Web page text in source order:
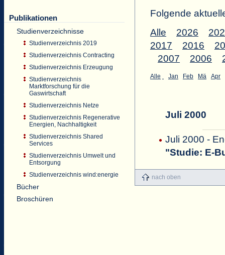
Publikationen
Studienverzeichnisse
Studienverzeichnis 2019
Studienverzeichnis Contracting
Studienverzeichnis Erzeugung
Studienverzeichnis
Marktforschung für die
Gaswirtschaft
Studienverzeichnis Netze
Studienverzeichnis Regenerative
Energien, Nachhaltigkeit
Studienverzeichnis Shared
Services
Studienverzeichnis Umwelt und
Entsorgung
Studienverzeichnis wind:energie
Bücher
Broschüren
Folgende
Alle
2026
2017
2016
2007
2006
Alle Jan Feb Mä Apr
Juli 2000
Juli 2000 -
"Studie: E-
nach oben